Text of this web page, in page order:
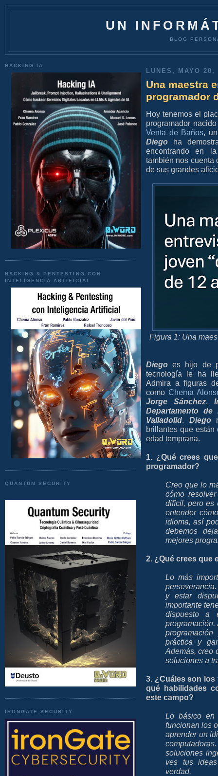
UN
BLOG
HACKING IA
HACKING & PENTESTING CON
INTELIGENCIA ARTIFICIAL
QUANTUM SECURITY
IRONGATE SECURITY
LUNES, MAYO 20,
Una maestra
programador
Hoy tenemos el
programador
Venta de Baños,
Diego ha
encontrando en
también nos cuenta
de sus grandes
Figura 1: Una
Diego es hijo de
tecnología le ha
Admira a figuras
como Chema
Jorge Sánchez,
Departamento
Valladolid. Diego
brillantes que
edad temprana.
1. ¿Qué crees
programador?
Creo que lo
cómo
difícil, pero es
entender
idioma, así
debemos
mejores
2. ¿Qué crees que
Lo más
y estar
importante
dispuesto a
práctica y
Además, creo
soluciones a
3. ¿Cuáles son
qué habilidades
este campo?
Lo básico en
funcionan los
aprender un
soluciones
ves tus
verdad.